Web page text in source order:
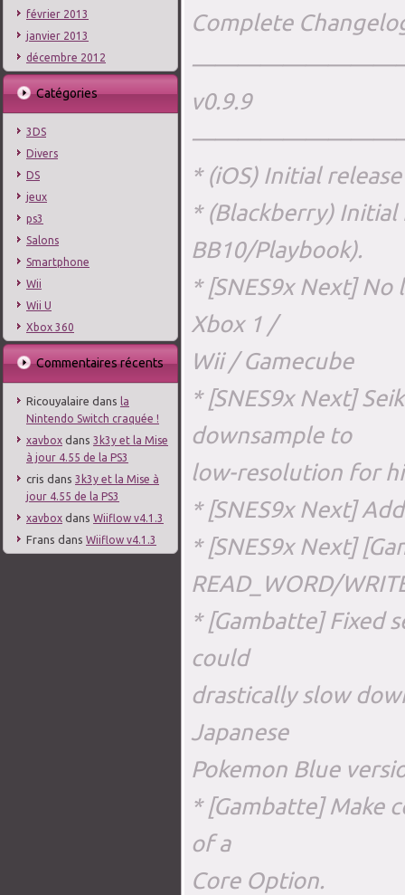
février 2013
janvier 2013
décembre 2012
Catégories
3DS
Divers
DS
jeux
ps3
Salons
Smartphone
Wii
Wii U
Xbox 360
Commentaires récents
Ricouyalaire dans la
Nintendo Switch craquée !
xavbox dans 3k3y et la Mise
à jour 4.55 de la PS3
cris dans 3k3y et la Mise à
jour 4.55 de la PS3
xavbox dans Wiiflow v4.1.3
Frans dans Wiiflow v4.1.3
Complete
v0.9.9
* (iOS) Initial
* (Blackberry)
BB10/Playbook).
* [SNES9x Next]
Xbox 1 /
Wii / Gamecube
* [SNES9x Next]
downsample to
low-resolution for
* [SNES9x Next]
* [SNES9x Next]
READ_WORD/
* [Gambatte] Fixed
could
drastically slow
Japanese
Pokemon Blue
* [Gambatte] Make
of a
Core Option.